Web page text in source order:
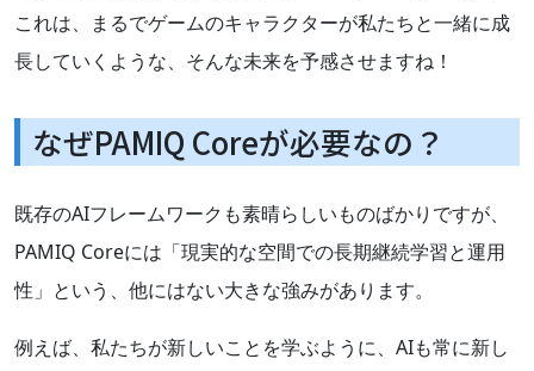
これは、まるでゲームのキャラクターが私たちと一緒に成
長していくような、そんな未来を予感させますね！
なぜPAMIQ Coreが必要なの？
既存のAIフレームワークも素晴らしいものばかりですが、
PAMIQ Coreには「現実的な空間での長期継続学習と運用
性」という、他にはない大きな強みがあります。
例えば、私たちが新しいことを学ぶように、AIも常に新し